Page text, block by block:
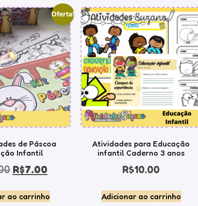
Oferta!
de Páscoa
Infantil
R$7.00
ao carrinho
Atividades para Educação
infantil Caderno 3 anos
R$10.00
Adicionar ao carrinho